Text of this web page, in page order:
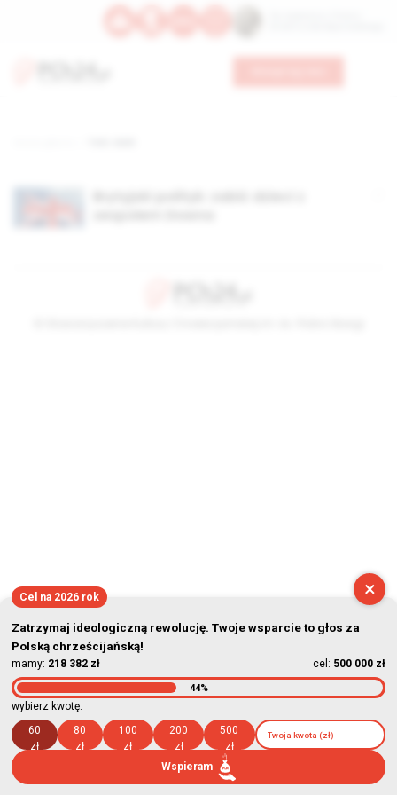
×
Cel na 2026 rok
Zatrzymaj ideologiczną rewolucję. Twoje wsparcie to głos za
Polską chrześcijańską!
mamy: 218 382 zł cel: 500 000 zł
44%
wybierz kwotę:
60
zł
80
zł
100
zł
200
zł
500
zł
Wspieram